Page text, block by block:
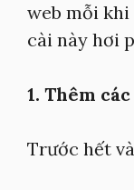
web mỗi khi
cài này hơi
1. Thêm
Trước hết